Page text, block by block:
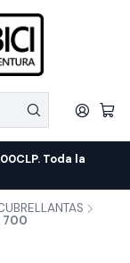
Toda la
700